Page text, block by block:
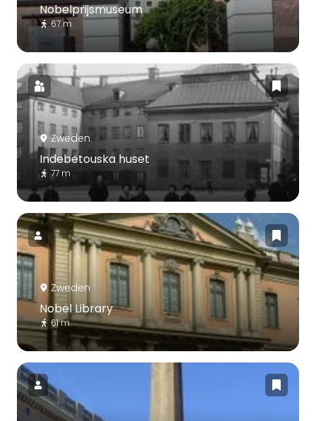
Nobelprijsmuseum
67 m
Zweden
Indebetouska huset
77 m
Zweden
Nobel Library
61 m